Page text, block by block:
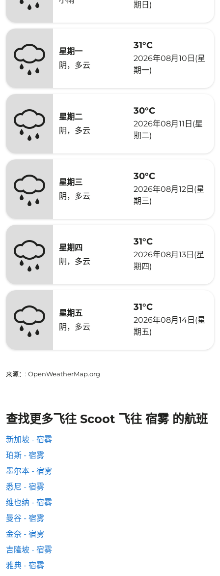
期日)
星期一
阴，多云
31°C
2026年08月10日(星
期一)
星期二
阴，多云
30°C
2026年08月11日(星
期二)
星期三
阴，多云
30°C
2026年08月12日(星
期三)
星期四
阴，多云
31°C
2026年08月13日(星
期四)
星期五
阴，多云
31°C
2026年08月14日(星
期五)
来源： : OpenWeatherMap.org
查找更多飞往 Scoot 飞往 宿雾 的航班
新加坡 - 宿雾
珀斯 - 宿雾
墨尔本 - 宿雾
悉尼 - 宿雾
维也纳 - 宿雾
曼谷 - 宿雾
金奈 - 宿雾
吉隆坡 - 宿雾
雅典 - 宿雾